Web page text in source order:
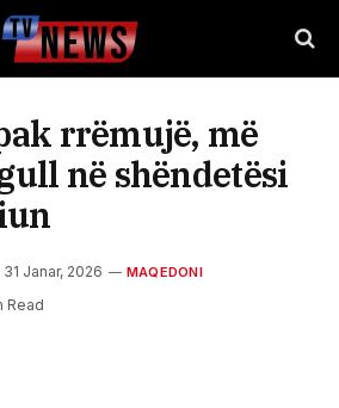
rrëmujë, më
në shëndetësi
31 Janar, 2026 MAQEDONI
Read